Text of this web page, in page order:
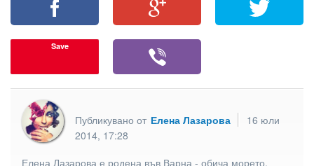
Save
Публикувано от Елена Лазарова
16 юли
2014, 17:28
Елена Лазарова е родена във Варна - обича морето,